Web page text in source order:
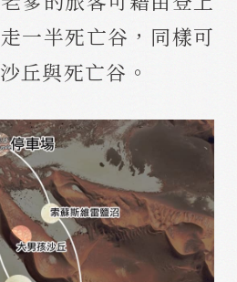
一半死亡谷，同樣可
丘與死亡谷。